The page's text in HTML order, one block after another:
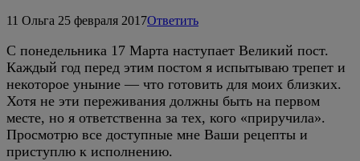
11 Ольга 25 февраля 2017Ответить
С понедельника 17 Марта наступает Великий пост.
Каждый год перед этим постом я испытываю трепет и
некоторое уныние — что готовить для моих близких.
Хотя не эти переживания должны быть на первом
месте, но я ответственна за тех, кого «приручила».
Просмотрю все доступные мне Ваши рецепты и
приступлю к исполнению.